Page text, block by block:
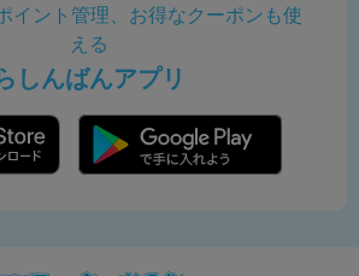
イント管理、お得なクーポンも使
える
しんばんアプリ